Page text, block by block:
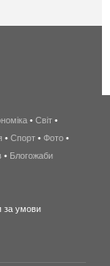
• Світ •
• Спорт • Фото •
• Блогожаби
за умови